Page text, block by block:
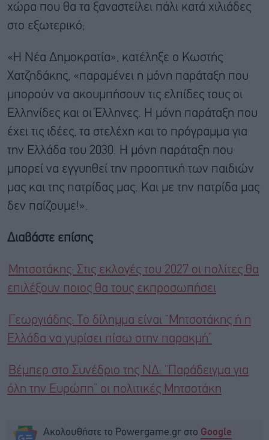
χώρα που θα τα ξαναστείλει πάλι κατά χιλιάδες
στο εξωτερικό;
«Η Νέα Δημοκρατία», κατέληξε ο Κωστής
Χατζηδάκης, «παραμένει η μόνη παράταξη που
μπορούν να ακουμπήσουν τις ελπίδες τους οι
Ελληνίδες και οι Έλληνες. Η μόνη παράταξη που
έχει τις ιδέες, τα στελέχη και το πρόγραμμα για
την Ελλάδα του 2030. Η μόνη παράταξη που
μπορεί να εγγυηθεί την προοπτική των παιδιών
μας και της πατρίδας μας. Και με την πατρίδα μας
δεν παίζουμε!».
Διαβάστε επίσης
Μητσοτάκης: Στις εκλογές του 2027 οι πολίτες θα
επιλέξουν ποιος θα τους εκπροσωπήσει
Γεωργιάδης: Το δίλημμα είναι “Μητσοτάκης ή η
Ελλάδα να γυρίσει πίσω στην παρακμή”
Βέμπερ στο Συνέδριο της ΝΔ: “Παράδειγμα για
όλη την Ευρώπη” οι πολιτικές Μητσοτάκη
Ακολουθήστε το Powergame.gr στο Google